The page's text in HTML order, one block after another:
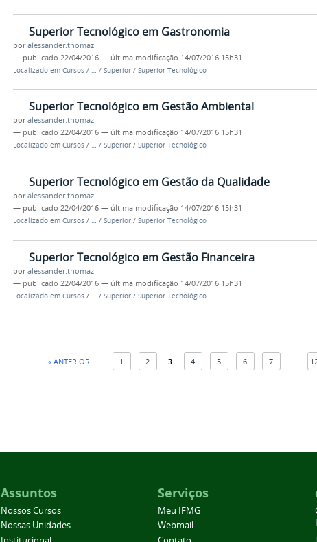
Superior Tecnológico em Gastronomia
poralessander.thomaz
— publicado 22/04/2016 — última modificação 14/07/2016 15h31
Localizado em Cursos / … / Superior / Superior Tecnológico
Superior Tecnológico em Gestão Ambiental
poralessander.thomaz
— publicado 22/04/2016 — última modificação 14/07/2016 15h31
Localizado em Cursos / … / Superior / Superior Tecnológico
Superior Tecnológico em Gestão da Qualidade
poralessander.thomaz
— publicado 22/04/2016 — última modificação 14/07/2016 15h31
Localizado em Cursos / … / Superior / Superior Tecnológico
Superior Tecnológico em Gestão Financeira
poralessander.thomaz
— publicado 22/04/2016 — última modificação 14/07/2016 15h31
Localizado em Cursos / … / Superior / Superior Tecnológico
« ANTERIOR 1 2 3 4 5 6 7
Assuntos
Nossos Cursos
Nossas Unidades
Serviços
Meu IFMG
Webmail